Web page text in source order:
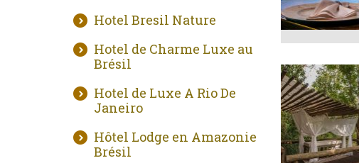
Hotel Bresil Nature
Hotel de Charme Luxe au
Brésil
Hotel de Luxe A Rio De
Janeiro
Hôtel Lodge en Amazonie
Brésil